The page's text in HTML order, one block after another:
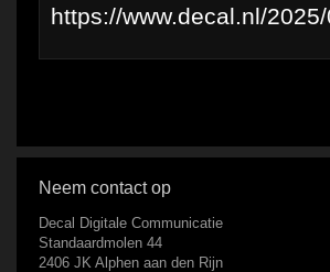
https://www.decal.nl/
Neem contact op
Decal Digitale Communicatie
Standaardmolen 44
2406 JK Alphen aan den Rijn